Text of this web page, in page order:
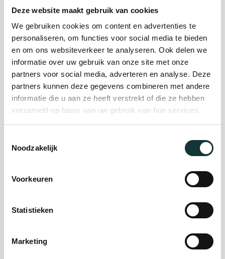
Deze website maakt gebruik van cookies
We gebruiken cookies om content en advertenties te
personaliseren, om functies voor social media te bieden
en om ons websiteverkeer te analyseren. Ook delen we
informatie over uw gebruik van onze site met onze
partners voor social media, adverteren en analyse. Deze
partners kunnen deze gegevens combineren met andere
informatie die u aan ze heeft verstrekt of die ze hebben
verzameld op basis van uw gebruik van hun services.
Noodzakelijk
Voorkeuren
Statistieken
Marketing
Plan je bezoek
Evenement
organiseren
Steun ons
Auditie
De Pieterskerk als